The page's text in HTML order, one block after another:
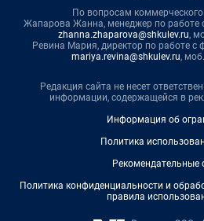
По вопросам коммерческого
Жапарова Жанна, менеджер по работе
zhanna.zhaparova@shkulev.ru,
Ревина Мария, директор по работе
mariya.revina@shkulev.ru,
Редакция сайта не несет
информации, содержащейся в
Информация об
Политика
Рекомендательные
Политика конфиденциальности и
правила